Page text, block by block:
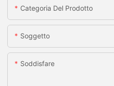
Categoria Del Prodotto
Soggetto
Soddisfare